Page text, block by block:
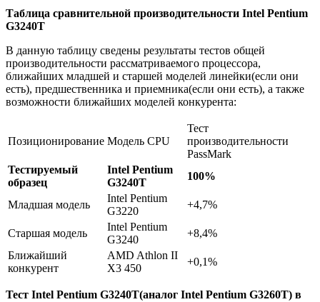
Таблица сравнительной производительности Intel Pentium
G3240T
В данную таблицу сведены результаты тестов общей
производительности рассматриваемого процессора,
ближайших младшей и старшей моделей линейки(если они
есть), предшественника и приемника(если они есть), а также
возможности ближайших моделей конкурента:
Позиционирование Модель CPU
Тест
производительности
PassMark
Тестируемый
образец
Intel Pentium
G3240T
100%
Младшая модель
Intel Pentium
G3220
+4,7%
Старшая модель
Intel Pentium
G3240
+8,4%
Ближайший
конкурент
AMD Athlon II
X3 450
+0,1%
Тест Intel Pentium G3240T(аналог Intel Pentium G3260T) в